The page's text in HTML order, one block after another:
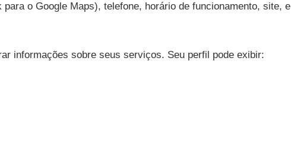
o Google Maps), telefone, horário de funcionamento, site, e
informações sobre seus serviços. Seu perfil pode exibir: